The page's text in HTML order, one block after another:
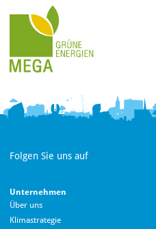
Folgen Sie uns auf
Unternehmen
Über uns
Klimastrategie